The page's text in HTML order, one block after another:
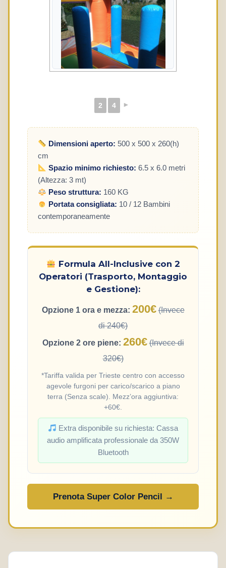
2 4 ►
Dimensioni aperto: 500 x 500 x 260(h)
cm
Spazio minimo richiesto: 6.5 x 6.0 metri
(Altezza: 3 mt)
Peso struttura: 160 KG
Portata consigliata: 10 / 12 Bambini
contemporaneamente
Formula All-Inclusive con 2
Operatori (Trasporto, Montaggio
e Gestione):
Opzione 1 ora e mezza: 200€ (Invece
di 240€)
Opzione 2 ore piene: 260€ (Invece di
320€)
*Tariffa valida per Trieste centro con accesso
agevole furgoni per carico/scarico a piano
terra (Senza scale). Mezz’ora aggiuntiva:
+60€.
Extra disponibile su richiesta: Cassa
audio amplificata professionale da 350W
Bluetooth
Prenota Super Color Pencil →